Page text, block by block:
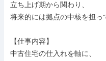
立ち上げ期から関わり、
将来的には拠点の中核を担っ
【仕事内容】
中古住宅の仕入れを軸に、